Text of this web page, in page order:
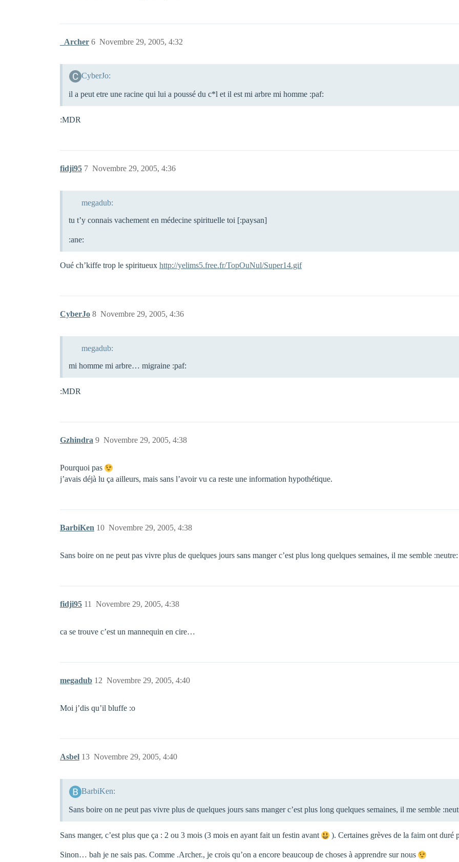
_Archer Novembre 29, 2005, 4:32
6
CyberJo:
il a peut etre une racine qui lui a poussé du c*l et il est mi arbre mi homme :paf:
:MDR
fidji95 Novembre 29, 2005, 4:36
7
megadub:
tu t’y connais vachement en médecine spirituelle toi [:paysan]
:ane:
Oué ch’kiffe trop le spiritueux http://yelims5.free.fr/TopOuNul/Super14.gif
CyberJo Novembre 29, 2005, 4:36
8
megadub:
mi homme mi arbre… migraine :paf:
:MDR
Gzhindra Novembre 29, 2005, 4:38
9
Pourquoi pas
j’avais déjà lu ça ailleurs, mais sans l’avoir vu ca reste une information hypothétique.
BarbiKen Novembre 29, 2005, 4:38
10
Sans boire on ne peut pas vivre plus de quelques jours sans manger c’est plus long quelques semaines, il me semble :neutre:
fidji95 Novembre 29, 2005, 4:38
11
ca se trouve c’est un mannequin en cire…
megadub Novembre 29, 2005, 4:40
12
Moi j’dis qu’il bluffe :o
Asbel Novembre 29, 2005, 4:40
13
BarbiKen:
Sans boire on ne peut pas vivre plus de quelques jours sans manger c’est plus long quelques semaines, il me semble
Sans manger, c’est plus que ça : 2 ou 3 mois (3 mois en ayant fait un festin avant ). Certaines grèves de la faim ont duré
Sinon… bah je ne sais pas. Comme .Archer., je crois qu’on a encore beaucoup de choses à apprendre sur nous